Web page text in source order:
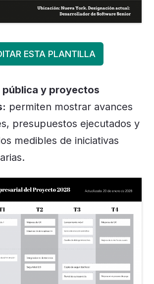
ESTA PLANTILLA
pública y proyectos
permiten mostrar avances
presupuestos ejecutados y
medibles de iniciativas